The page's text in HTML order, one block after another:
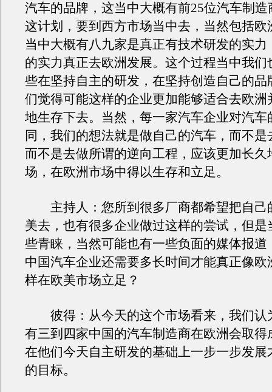
汽车的品牌，这当中大概有前25位汽车制
这计划，要到西方市场当中去，当然包括欧
当中大概有八九家是真正有技术研发的实力
的实力真正去欧洲发展。这个过程当中我们
些在坚持自主的研发，在坚持创造自己的品
们觉得可能这样的企业更加能够适合去欧洲
地生存下去。当然，每一家汽车企业对汽车
同，我们的想法就是做自己的汽车，而不是
而不是去做所谓的逆向工程，应该更加长久
场，在欧洲市场中得以生存和立足。
主持人：您所到很多厂商都希望把自己
美去，也有很多企业做过这样的尝试，但是
些青睐，当然可能也有一些负面的媒体报道
中国汽车企业还需要多长时间才能真正像欧
样在欧美市场立足？
彼得：从今天的这个市场看来，我们认
有三到四家中国的汽车制造商在欧洲会取得
在他们今天自主研发的基础上一步一步发展
的目标。